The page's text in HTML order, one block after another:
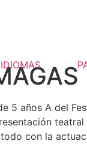
IDIOMAS
5 años A del
con la